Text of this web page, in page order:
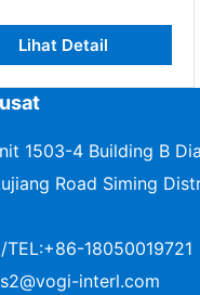
Lihat Detail
1503-4 Building B
Road Siming
TEL:+86-18050019721
interl.com